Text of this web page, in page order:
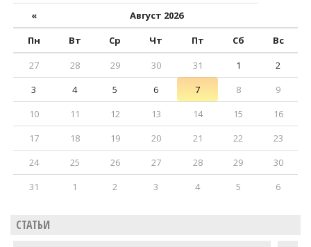
«
Август 2026
Пн
Вт Ср Чт Пт Сб
Вс
27
28 29 30 31 1
2
3
4 5 6 7 8
9
10
11 12 13 14 15
16
17
18 19 20 21 22
23
24
25 26 27 28 29
30
31
1 2 3 4 5 6
СТАТЬИ